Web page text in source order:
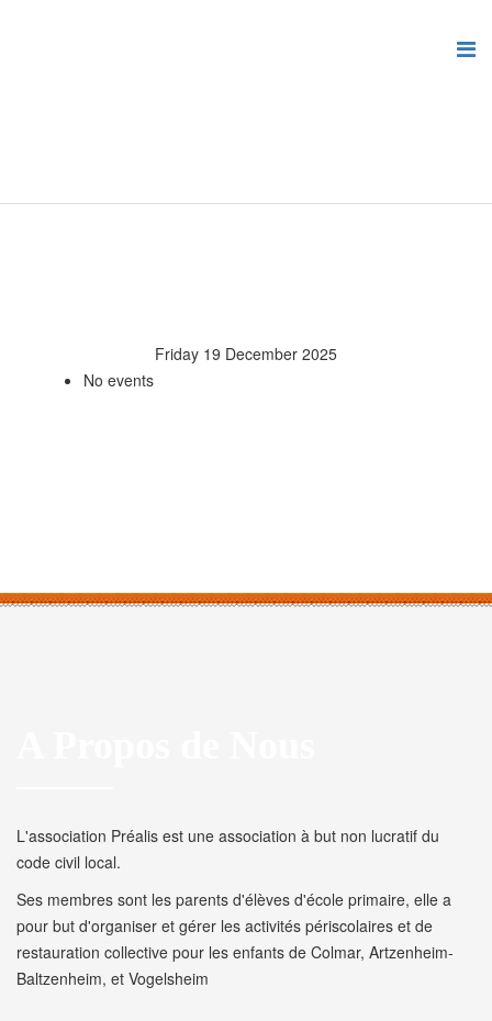
Friday 19 December 2025
No events
L'association Préalis est une association à but non lucratif du
code civil local.
Ses membres sont les parents d'élèves d'école primaire, elle a
pour but d'organiser et gérer les activités périscolaires et de
restauration collective pour les enfants de Colmar, Artzenheim-
Baltzenheim, et Vogelsheim